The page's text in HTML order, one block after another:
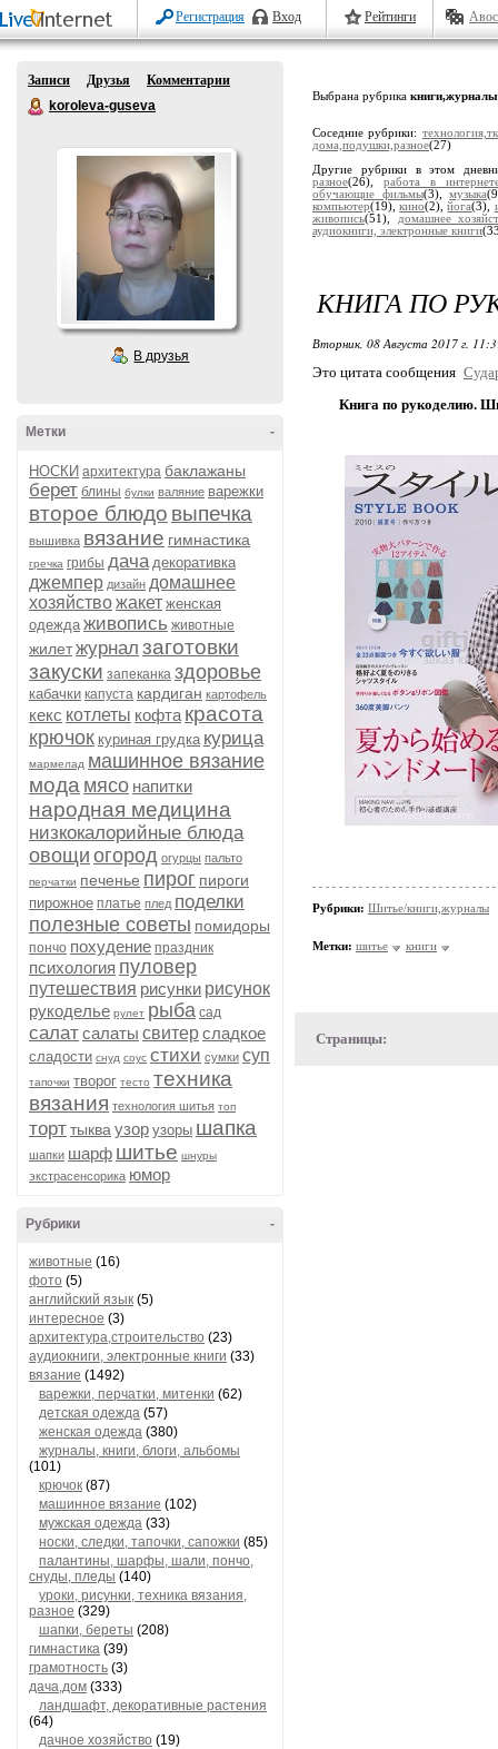
Регистрация Вход Рейтинги
Записи Друзья
Комментарии
koroleva-guseva
В друзья
-
Метки
НОСКИ архитектура баклажаны
берет блины булки валяние варежки
второе блюдо выпечка
вышивка вязание гимнастика
гречка грибы дача декоративка
джемпер дизайн домашнее
хозяйствожакет женская
одежда живопись животные
жилетжурнал заготовки
закуски запеканка здоровье
кабачки капуста кардиган картофель
кекс котлеты кофта красота
крючок куриная грудка курица
мармелад машинное вязание
мода мясо напитки
народная медицина
низкокалорийные блюда
овощи огород огурцы пальто
перчатки печенье пирог пироги
пирожное платье плед поделки
полезные советы помидоры
пончо похудение праздник
психология пуловер
путешествия рисунки рисунок
рукоделье рулет рыба сад
салатсалаты свитерсладкое
сладости снуд соус стихи сумки суп
тапочки творог тесто техника
вязания технология шитья топ
торттыква узор узоры шапка
шапки шарф шитье шнуры
экстрасенсорика юмор
-
Рубрики
животные (16)
фото (5)
английский язык (5)
интересное (3)
архитектура,строительство (23)
аудиокниги, электронные книги (33)
вязание (1492)
варежки, перчатки, митенки (62)
детская одежда (57)
женская одежда (380)
журналы, книги, блоги, альбомы
(101)
крючок (87)
машинное вязание (102)
мужская одежда (33)
носки, следки, тапочки, сапожки (85)
палантины, шарфы, шали, пончо,
снуды, пледы (140)
уроки, рисунки, техника вязания,
разное (329)
шапки, береты (208)
гимнастика (39)
грамотность (3)
дача,дом (333)
ландшафт, декоративные растения
(64)
дачное хозяйство (19)
Выбрана рубрика книги,журналы
Соседние рубрики:
дома,подушки,разное(27)
Другие рубрики в этом
разное(26),работа в
обучающие фильмы(3),музыка
компьютер(19),кино(2),йога(3),
живопись(51),
домашнее
аудиокниги, электронные книги
КНИГА ПО
Вторник, 08 Августа 2017 г.
Это цитата сообщения
Книга по рукоделию.
Рубрики: Шитье/книги,журналы
Метки: шитье книги
Страницы: